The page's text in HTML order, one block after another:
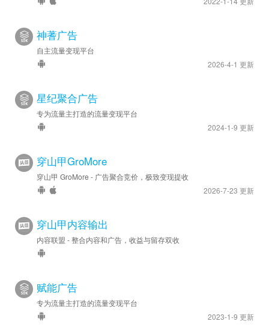
神蓍广告
自主流量变现平台
2026-4-1 更新
星纪聚合广告
专为流量主打造的流量变现平台
2024-1-9 更新
穿山甲GroMore
穿山甲 GroMore - 广告聚合竞价，极致变现提收
2026-7-23 更新
穿山甲内容输出
内容联盟 - 整合内容和广告，收益与留存双收
赋能广告
专为流量主打造的流量变现平台
2023-1-9 更新